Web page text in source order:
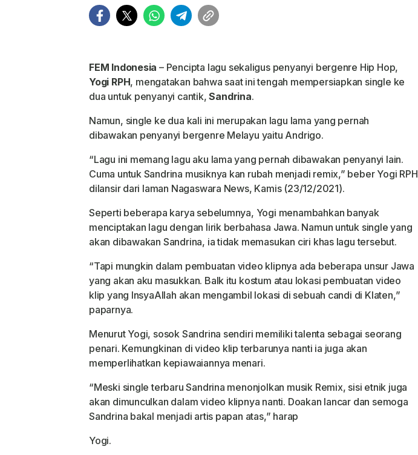
FEM Indonesia – Pencipta lagu sekaligus penyanyi bergenre Hip Hop,
Yogi RPH, mengatakan bahwa saat ini tengah mempersiapkan single ke
dua untuk penyanyi cantik,Sandrina.
Namun, single ke dua kali ini merupakan lagu lama yang pernah
dibawakan penyanyi bergenre Melayu yaitu Andrigo.
“Lagu ini memang lagu aku lama yang pernah dibawakan penyanyi lain.
Cuma untuk Sandrina musiknya kan rubah menjadi remix,” beber Yogi RPH
dilansir dari laman Nagaswara News, Kamis (23/12/2021).
Seperti beberapa karya sebelumnya, Yogi menambahkan banyak
menciptakan Iagu dengan lirik berbahasa Jawa. Namun untuk single yang
akan dibawakan Sandrina, ia tidak memasukan ciri khas Iagu tersebut.
“Tapi mungkin dalam pembuatan video klipnya ada beberapa unsur Jawa
yang akan aku masukkan. Balk itu kostum atau Iokasi pembuatan video
klip yang InsyaAIIah akan mengambil Iokasi di sebuah candi di Klaten,”
paparnya.
Menurut Yogi, sosok Sandrina sendiri memiliki talenta sebagai seorang
penari. Kemungkinan di video klip terbarunya nanti ia juga akan
memperlihatkan kepiawaiannya menari.
“Meski single terbaru Sandrina menonjolkan musik Remix, sisi etnik juga
akan dimunculkan dalam video klipnya nanti. Doakan Iancar dan semoga
Sandrina bakal menjadi artis papan atas,” harap
Yogi.